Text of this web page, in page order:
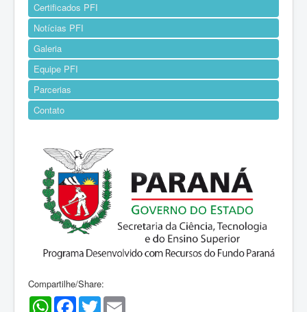
Certificados PFI
Notícias PFI
Galeria
Equipe PFI
Parcerias
Contato
Compartilhe/Share:
WhatsAppFacebookTwitter